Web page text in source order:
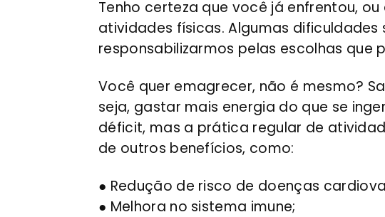
Tenho certeza que você já enfrentou,
atividades físicas. Algumas
responsabilizarmos pelas escolhas que
Você quer emagrecer, não é mesmo?
seja, gastar mais energia do que se
déficit, mas a prática regular de
de outros benefícios, como:
● Redução de risco de doenças
● Melhora no sistema imune;